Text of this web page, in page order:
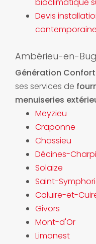
bioclimatique
Devis
Ambérieu-en-
Génération
ses services de
menuiseries
Meyzieu
Craponne
Chassieu
Décines-
Solaize
Saint-
Caluire-et-
Givors
Mont-d'Or
Limonest